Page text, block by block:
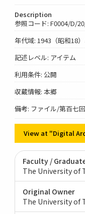
Description
参照コード: F0004/D/
年代域: 1943（昭和18
記述レベル: アイテム
利用条件: 公開
収蔵情報: 本郷
備考: ファイル/第百七
View at "Digital
Faculty /
The University of
Original Owner
The University of